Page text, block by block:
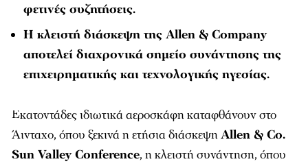
φετινές συζητήσεις.
Η κλειστή διάσκεψη της Allen & Company
αποτελεί διαχρονικά σημείο συνάντησης της
επιχειρηματικής και τεχνολογικής ηγεσίας.
Εκατοντάδες ιδιωτικά αεροσκάφη καταφθάνουν στο
Άινταχο, όπου ξεκινά η ετήσια διάσκεψηAllen & Co.
Sun Valley Conference, η κλειστή συνάντηση, όπου